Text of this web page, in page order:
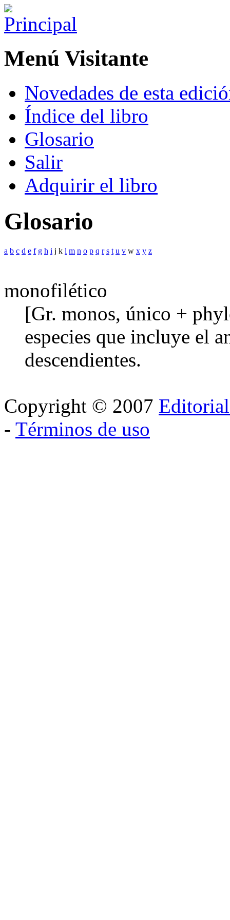
Menú Visitante
Novedades de esta
Índice del libro
Glosario
Salir
Adquirir el libro
Glosario
a b c d e f g h i j k l m n o p q r s t u v w x y z
monofilético
[Gr. monos, único +
especies que incluye el
descendientes.
Copyright © 2007
- Términos de uso